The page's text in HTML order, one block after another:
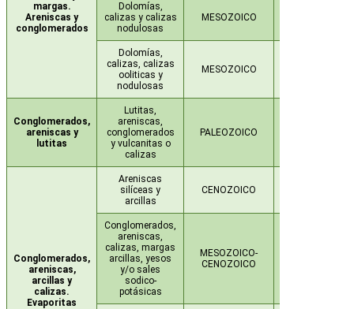
margas.
Areniscas y
conglomerados
Dolomías,
calizas y calizas
nodulosas
MESOZOICO
Dolomías,
calizas, calizas
ooliticas y
nodulosas
MESOZOICO
Conglomerados,
areniscas y
lutitas
Lutitas,
areniscas,
conglomerados
y vulcanitas o
calizas
PALEOZOICO
Conglomerados,
areniscas,
arcillas y
calizas.
Evaporitas
Areniscas
silíceas y
arcillas
CENOZOICO
Conglomerados,
areniscas,
calizas, margas
arcillas, yesos
y/o sales
sodico-
potásicas
MESOZOICO-
CENOZOICO